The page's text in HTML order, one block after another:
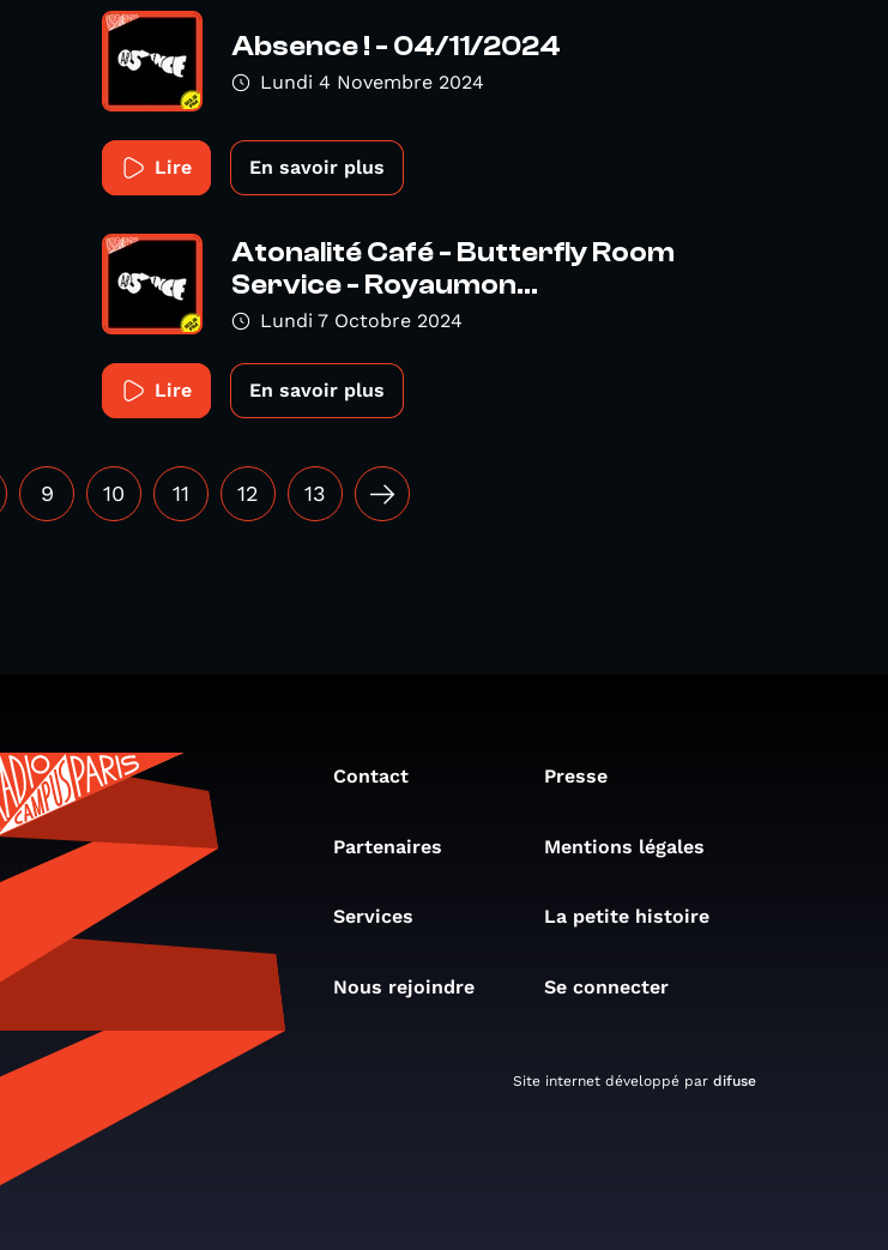
Absence ! - 04/11/2024
Lundi 4 Novembre 2024
Lire En savoir plus
Atonalité Café - Butterfly Room
Service - Royaumon...
Lundi 7 Octobre 2024
Lire En savoir plus
9 10 11 12 13
Contact Presse
Partenaires Mentions légales
Services La petite histoire
Nous rejoindre Se connecter
Site internet développé par difuse